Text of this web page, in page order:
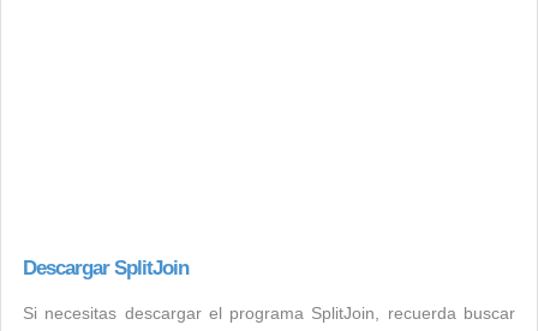
Descargar SplitJoin
Si necesitas descargar el programa SplitJoin, recuerda buscar